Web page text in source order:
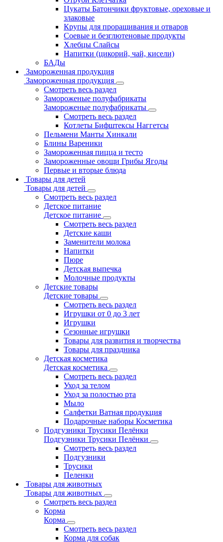
Цукаты Батончики фруктовые, ореховые и
злаковые
Крупы для проращивания и отваров
Соевые и безглютеновые продукты
Хлебцы Слайсы
Напитки (цикорий, чай, кисели)
БАДы
Замороженная продукция
Замороженная продукция
Смотреть весь раздел
Замороженые полуфабрикаты
Замороженые полуфабрикаты
Смотреть весь раздел
Котлеты Бифштексы Наггетсы
Пельмени Манты Хинкали
Блины Вареники
Замороженная пицца и тесто
Замороженные овощи Грибы Ягоды
Первые и вторые блюда
Товары для детей
Товары для детей
Смотреть весь раздел
Детское питание
Детское питание
Смотреть весь раздел
Детские каши
Заменители молока
Напитки
Пюре
Детская выпечка
Молочные продукты
Детские товары
Детские товары
Смотреть весь раздел
Игрушки от 0 до 3 лет
Игрушки
Сезонные игрушки
Товары для развития и творчества
Товары для праздника
Детская косметика
Детская косметика
Смотреть весь раздел
Уход за телом
Уход за полостью рта
Мыло
Салфетки Ватная продукция
Подарочные наборы Косметика
Подгузники Трусики Пелёнки
Подгузники Трусики Пелёнки
Смотреть весь раздел
Подгузники
Трусики
Пеленки
Товары для животных
Товары для животных
Смотреть весь раздел
Корма
Корма
Смотреть весь раздел
Корма для собак